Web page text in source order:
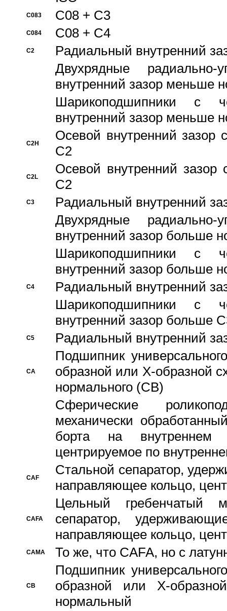
C083 C08 + C3
C084 C08 + C4
C2
Pадиальный внутренний
Двухрядные радиально-
внутренний зазор меньше
Шарикоподшипники с
внутренний зазор меньше
C2H
Осевой внутренний зазор
C2
C2L
Осевой внутренний зазор
C2
C3
Pадиальный внутренний
Двухрядные радиально-
внутренний зазор больше
Шарикоподшипники с
внутренний зазор больше
C4
Pадиальный внутренний
Шарикоподшипники с
внутренний зазор больше
C5 Pадиальный внутренний
CA
Подшипник
образной или Х-образной
нормального (CB)
Сферические
механически
борта на внутреннем
центрируемое по
CAF
Стальной сепаратор,
направляющее кольцо,
CAFA
Цельный гребенчатый
сепаратор,
направляющее кольцо,
CAMA То же, что CAFA, но с
CB
Подшипник
образной или Х-
нормальный